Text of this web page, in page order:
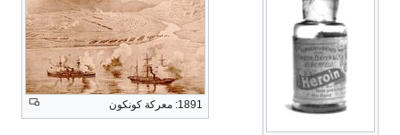
1891: معركة كونكون